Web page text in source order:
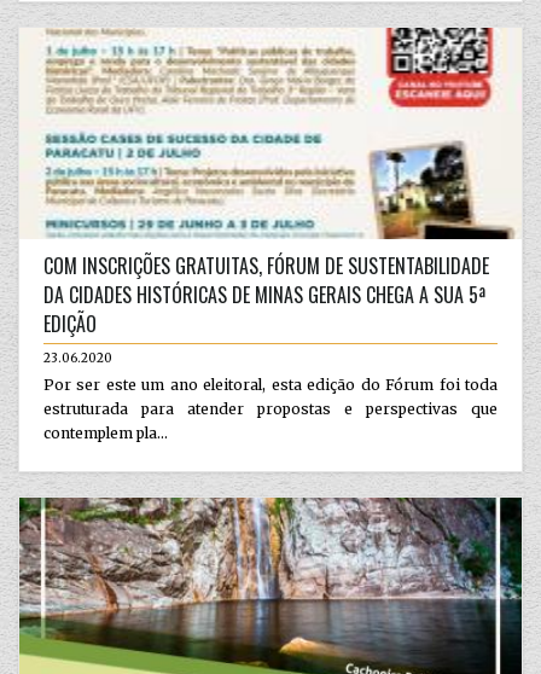
COM INSCRIÇÕES GRATUITAS, FÓRUM DE SUSTENTABILIDADE
DA CIDADES HISTÓRICAS DE MINAS GERAIS CHEGA A SUA 5ª
EDIÇÃO
23.06.2020
Por ser este um ano eleitoral, esta edição do Fórum foi toda
estruturada para atender propostas e perspectivas que
contemplem pla...